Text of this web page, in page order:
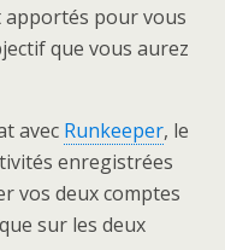
apportés pour vous
que vous aurez
avec Runkeeper, le
enregistrées
vos deux comptes
sur les deux